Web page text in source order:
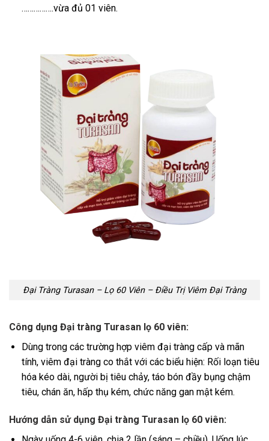
…………….vừa đủ 01 viên.
Đại Tràng Turasan – Lọ 60 Viên – Điều Trị Viêm Đại Tràng
Công dụng Đại tràng Turasan lọ 60 viên:
Dùng trong các trường hợp viêm đại tràng cấp và mãn
tính, viêm đại tràng co thắt với các biểu hiện: Rối loạn tiêu
hóa kéo dài, người bị tiêu chảy, táo bón đầy bụng chậm
tiêu, chán ăn, hấp thụ kém, chức năng gan mật kém.
Hướng dẫn sử dụng Đại tràng Turasan lọ 60 viên: